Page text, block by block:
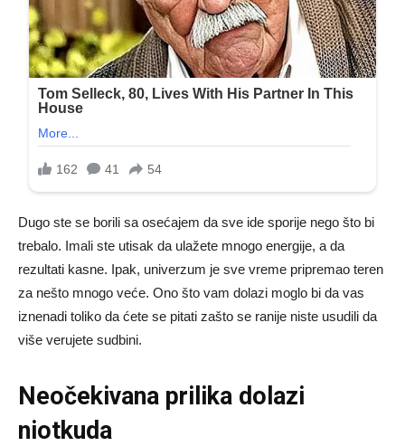
Dugo ste se borili sa osećajem da sve ide sporije nego što bi
trebalo. Imali ste utisak da ulažete mnogo energije, a da
rezultati kasne. Ipak, univerzum je sve vreme pripremao teren
za nešto mnogo veće. Ono što vam dolazi moglo bi da vas
iznenadi toliko da ćete se pitati zašto se ranije niste usudili da
više verujete sudbini.
Neočekivana prilika dolazi
niotkuda